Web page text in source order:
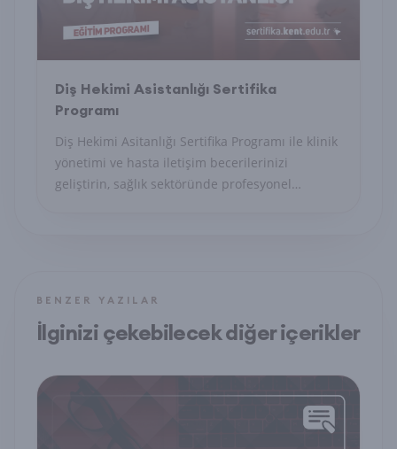
Diş Hekimi Asistanlığı Sertifika
Programı
Diş Hekimi Asitanlığı Sertifika Programı ile klinik
yönetimi ve hasta iletişim becerilerinizi
geliştirin, sağlık sektöründe profesyonel
BENZER YAZILAR
İlginizi çekebilecek diğer içerikler